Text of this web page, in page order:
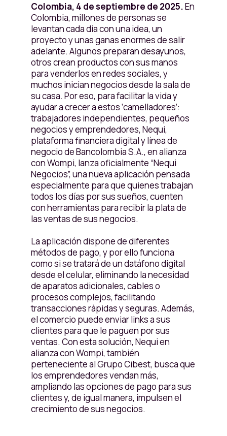
Colombia, 4 de septiembre de 2025.En
Colombia, millones de personas se
levantan cada día con una idea, un
proyecto y unas ganas enormes de salir
adelante. Algunos preparan desayunos,
otros crean productos con sus manos
para venderlos en redes sociales, y
muchos inician negocios desde la sala de
su casa. Por eso, para facilitar la vida y
ayudar a crecer a estos ‘camelladores’:
trabajadores independientes, pequeños
negocios y emprendedores, Nequi,
plataforma financiera digital y línea de
negocio de Bancolombia S.A., en alianza
con Wompi, lanza oficialmente “Nequi
Negocios”, una nueva aplicación pensada
especialmente para que quienes trabajan
todos los días por sus sueños, cuenten
con herramientas para recibir la plata de
las ventas de sus negocios.
La aplicación dispone de diferentes
métodos de pago, y por ello funciona
como si se tratará de un datáfono digital
desde el celular, eliminando la necesidad
de aparatos adicionales, cables o
procesos complejos, facilitando
transacciones rápidas y seguras. Además,
el comercio puede enviar links a sus
clientes para que le paguen por sus
ventas. Con esta solución, Nequi en
alianza con Wompi, también
perteneciente al Grupo Cibest, busca que
los emprendedores vendan más,
ampliando las opciones de pago para sus
clientes y, de igual manera, impulsen el
crecimiento de sus negocios.